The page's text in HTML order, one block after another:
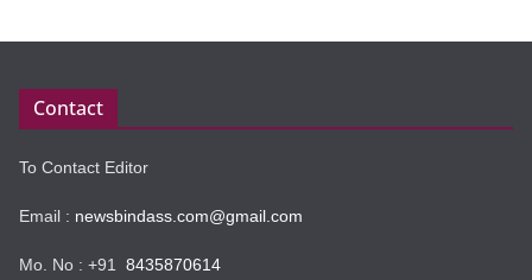
Contact
To Contact Editor
Email : newsbindass.com@gmail.com
Mo. No : +91 8435870614